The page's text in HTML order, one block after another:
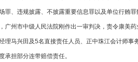
罪、违规披露、不披露重要信息罪以及单位行贿
广州市中级人民法院刚作出一审判决，责令康美
理马兴田及5名直接责任人员、正中珠江会计师
承担部分连带赔偿责任。